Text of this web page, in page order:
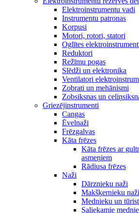
Elektroinstrumentu vadi
Instrumentu patronas
Korpusi
Motori, rotori, statori
Oglītes
Reduktori
Režīmu pogas
Slēdži un elektronika
Ventilatori
Zobrati un mehānismi
Zobsiksnas un
Griezējinstrumenti
Cangas
Ēvelnaži
Frēzgalvas
Kāta frēzes
Kāta frēzes ar
asmeņiem
Rādiusa frēzes
Naži
Dārznieku naži
Makšķernieku naži
Mednieku un
Saliekamie